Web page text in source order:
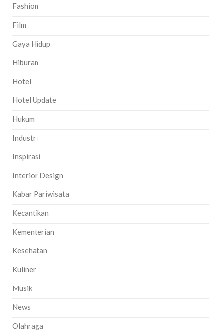
Fashion
Film
Gaya Hidup
Hiburan
Hotel
Hotel Update
Hukum
Industri
Inspirasi
Interior Design
Kabar Pariwisata
Kecantikan
Kementerian
Kesehatan
Kuliner
Musik
News
Olahraga